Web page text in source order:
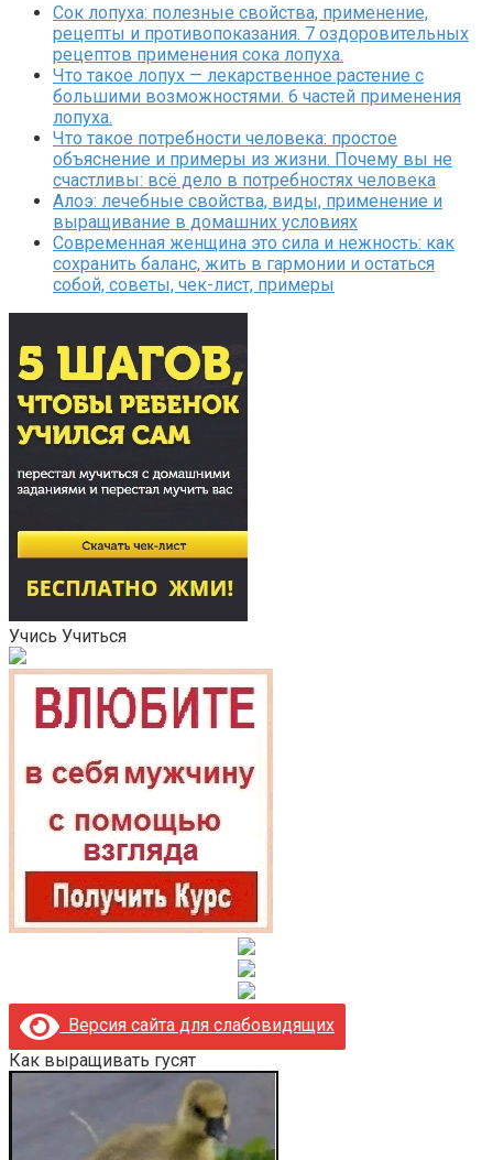
Сок лопуха: полезные свойства, применение,
рецепты и противопоказания. 7 оздоровительных
рецептов применения сока лопуха.
Что такое лопух — лекарственное растение с
большими возможностями. 6 частей применения
лопуха.
Что такое потребности человека: простое
объяснение и примеры из жизни. Почему вы не
счастливы: всё дело в потребностях человека
Алоэ: лечебные свойства, виды, применение и
выращивание в домашних условиях
Современная женщина это сила и нежность: как
сохранить баланс, жить в гармонии и остаться
собой, советы, чек-лист, примеры
Учись Учиться
Версия сайта для слабовидящих
Как выращивать гусят